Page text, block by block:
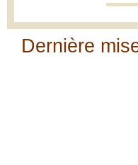
Dernière